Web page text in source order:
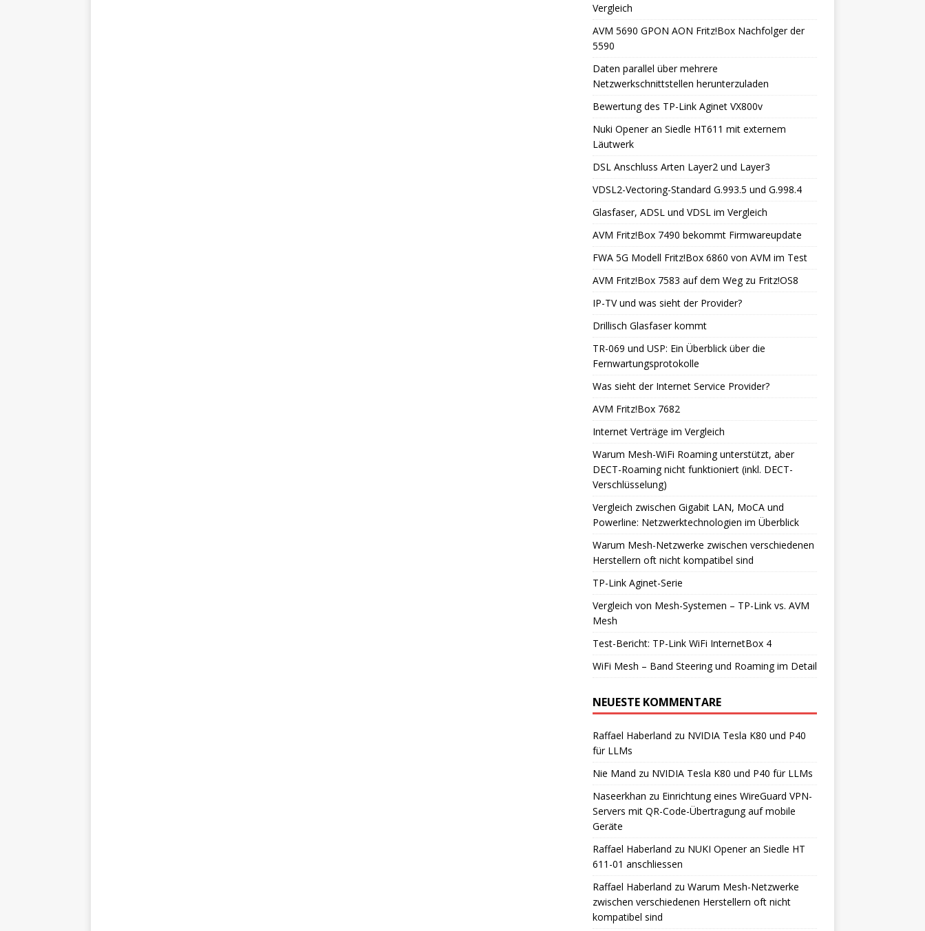
Vergleich
AVM 5690 GPON AON Fritz!Box Nachfolger der
5590
Daten parallel über mehrere
Netzwerkschnittstellen herunterzuladen
Bewertung des TP-Link Aginet VX800v
Nuki Opener an Siedle HT611 mit externem
Läutwerk
DSL Anschluss Arten Layer2 und Layer3
VDSL2-Vectoring-Standard G.993.5 und G.998.4
Glasfaser, ADSL und VDSL im Vergleich
AVM Fritz!Box 7490 bekommt Firmwareupdate
FWA 5G Modell Fritz!Box 6860 von AVM im Test
AVM Fritz!Box 7583 auf dem Weg zu Fritz!OS8
IP-TV und was sieht der Provider?
Drillisch Glasfaser kommt
TR-069 und USP: Ein Überblick über die
Fernwartungsprotokolle
Was sieht der Internet Service Provider?
AVM Fritz!Box 7682
Internet Verträge im Vergleich
Warum Mesh-WiFi Roaming unterstützt, aber
DECT-Roaming nicht funktioniert (inkl. DECT-
Verschlüsselung)
Vergleich zwischen Gigabit LAN, MoCA und
Powerline: Netzwerktechnologien im Überblick
Warum Mesh-Netzwerke zwischen verschiedenen
Herstellern oft nicht kompatibel sind
TP-Link Aginet-Serie
Vergleich von Mesh-Systemen – TP-Link vs. AVM
Mesh
Test-Bericht: TP-Link WiFi InternetBox 4
WiFi Mesh – Band Steering und Roaming im Detail
NEUESTE KOMMENTARE
Raffael Haberland zu NVIDIA Tesla K80 und P40
für LLMs
Nie Mand zu NVIDIA Tesla K80 und P40 für LLMs
Naseerkhan zu Einrichtung eines WireGuard VPN-
Servers mit QR-Code-Übertragung auf mobile
Geräte
Raffael Haberland zu NUKI Opener an Siedle HT
611-01 anschliessen
Raffael Haberland zu Warum Mesh-Netzwerke
zwischen verschiedenen Herstellern oft nicht
kompatibel sind